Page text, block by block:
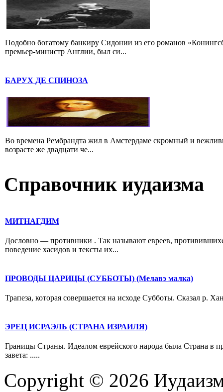
Подобно богатому банкиру Сидонии из его романов
премьер-министр Англии, был си...
БАРУХ ДЕ СПИНОЗА
Во времена Рембрандта жил в Амстердаме скромный и
возрасте же двадцати че...
Справочник иудаизма
МИТНАГДИМ
Дословно — противники . Так называют евреев,
поведение хасидов и тексты их...
ПРОВОДЫ ЦАРИЦЫ (СУББОТЫ) (Мелавэ малка)
Трапеза, которая совершается на исходе Субботы. Сказал р.
ЭРЕЦ ИСРАЭЛЬ (СТРАНА ИЗРАИЛЯ)
Границы Страны. Идеалом еврейского народа была Страна в
завета: .....
Copyright © 2026